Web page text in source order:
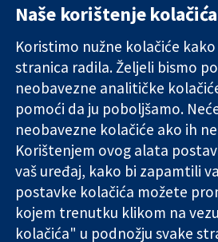
Pouzdani dokazi.
Utemeljeni
dokazi.
Bolje zdravlje.
11-13 Cavendish
London
W1G 0AN
Ujedinjeno
Kraljevstvo
The Cochrane Collaboration is a charity
company limited by guarantee (no.
Naše korištenje kolačića
Koristimo nužne kolačiće
stranica radila. Željeli bismo
neobavezne analitičke
pomoći da ju poboljšamo.
neobavezne kolačiće ako ih
Korištenjem ovog alata
vaš uređaj, kako bi zapamtili
postavke kolačića možete
kojem trenutku klikom na
kolačića" u podnožju svake